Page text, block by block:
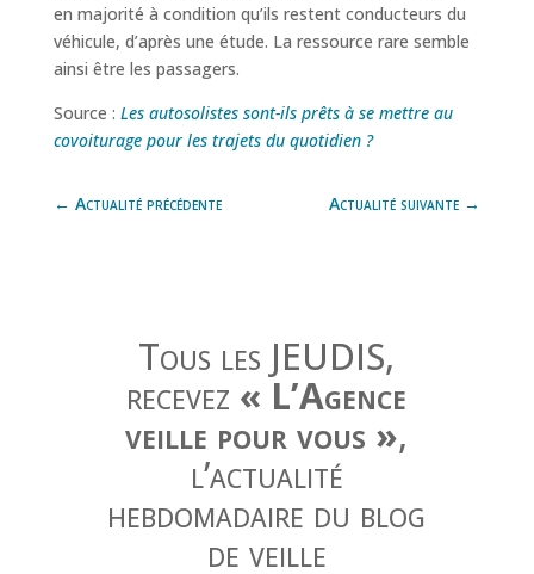
en majorité à condition qu’ils restent conducteurs du
véhicule, d’après une étude. La ressource rare semble
ainsi être les passagers.
Source : Les autosolistes sont-ils prêts à se mettre au
covoiturage pour les trajets du quotidien ?
← Actualité précédente Actualité suivante →
Tous les JEUDIS,
recevez « L’Agence
veille pour vous »,
l’actualité
hebdomadaire du blog
de veille